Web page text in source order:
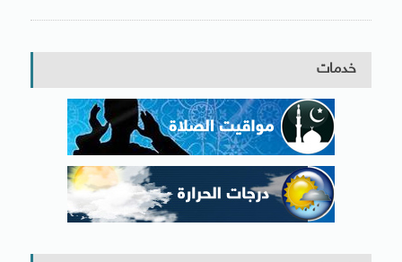
خدمات